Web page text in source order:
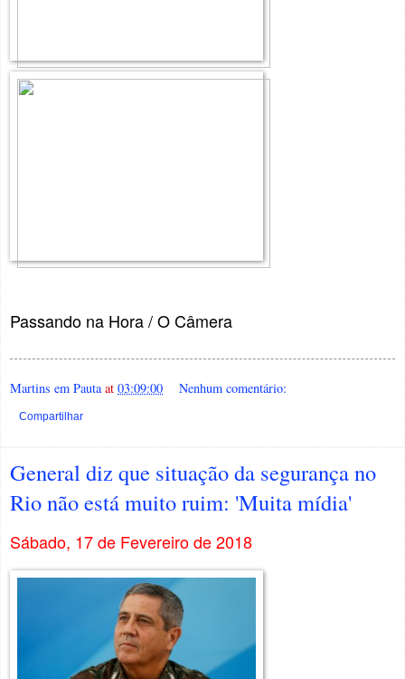
Passando na Hora / O Câmera
Martins em Pauta at 03:09:00 Nenhum comentário:
Compartilhar
General diz que situação da segurança no
Rio não está muito ruim: 'Muita mídia'
Sábado, 17 de Fevereiro de 2018